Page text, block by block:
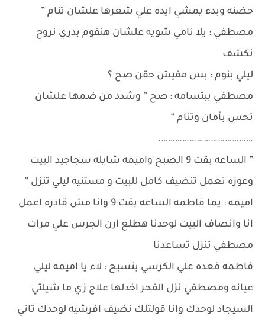
حضنه وبدء يمشي ايده علي شعرها علشان تنام ”
مصطفي : يلا نامي شويه علشان هنقوم بدري نروح
نكشف
ليلي بنوم : بس مفيش حقن صح ؟
مصطفي ببتسامه : صح ” وشدد من ضمها علشان
تحس بأمان وتنام ”
………………………………….
” الساعه بقت 9 الصبح واميمه شايله سجاجيد البيت
وعوزه تعمل تنضيف كامل للبيت و مستنيه ليلي تنزل ”
اميمه : يما فاطمه الساعه بقت 9 وانا مش قادره اعمل
انا وانصاف البيت لوحدنا هطلع ارن الجرس علي مرات
مصطفي تنزل تساعدنا
فاطمه قعده علي الكرسي بتسبح : لاء يا اميمه ليلي
عيانه ومصطفي نزل الفحر اخدلها علاج زي ما شيلتي
السيجاد لوحدك وانا قولتلك نضيف افرشيه لوحدك تاني